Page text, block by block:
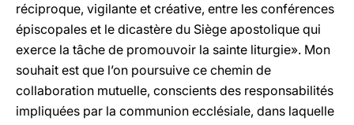
réciproque, vigilante et créative, entre les conférences
épiscopales et le dicastère du Siège apostolique qui
exerce la tâche de promouvoir la sainte liturgie». Mon
souhait est que l’on poursuive ce chemin de
collaboration mutuelle, conscients des responsabilités
impliquées par la communion ecclésiale, dans laquelle